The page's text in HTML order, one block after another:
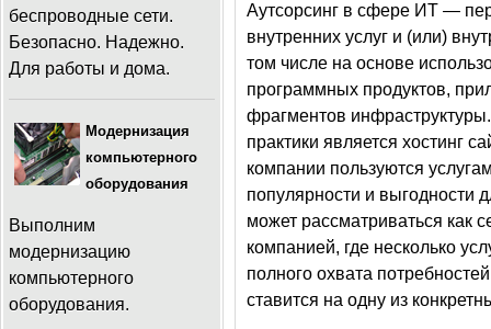
Аутсорсинг в сфере ИТ —
внутренних услуг и (или)
том числе на основе
программных продуктов,
фрагментов
практики является хостинг
компании пользуются
популярности и выгодности
может рассматриваться как
компанией, где несколько
полного охвата
ставится на одну из
беспроводные сети.
Безопасно. Надежно.
Для работы и дома.
Модернизация
компьютерного
оборудования
Выполним
модернизацию
компьютерного
оборудования.